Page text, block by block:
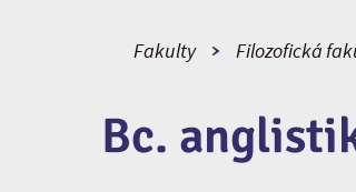
Fakulty Filozofická
Bc.